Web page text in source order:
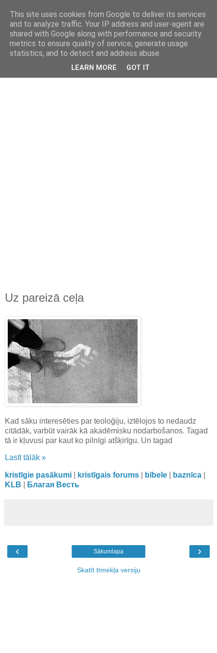
kristietim
viss, kas jāzin kristietim
Uz pareizā ceļa
Kad sāku interesēties par teoloģiju, iztēlojos to nedaudz
citādāk, varbūt vairāk kā akadēmisku nodarbošanos. Tagad
tā ir kļuvusi par kaut ko pilnīgi atšķirīgu. Un tagad
Lasīt tālāk »
kristīgie pasākumi kristīgais forums bībele baznīca
KLB
Благая Весть
‹ ›
Sākumlapa
Skatīt tīmekļa versiju
This site uses cookies from Google to deliver its services
and to analyze traffic. Your IP address and user-agent are
shared with Google along with performance and security
metrics to ensure quality of service, generate usage
statistics, and to detect and address abuse.
LEARN MORE GOT IT